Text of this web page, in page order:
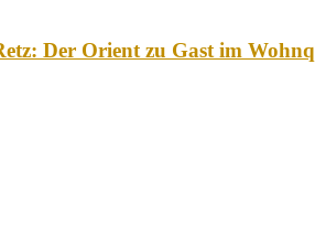
Der Orient zu Gast im